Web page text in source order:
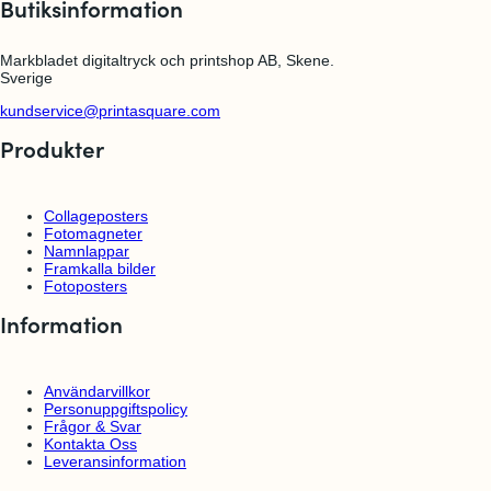
S
v
a
o
F
o
d
e
t
a
a
t
l
a
F
l
o
Butiksinformation
Markbladet digitaltryck och printshop AB, Skene.
Sverige
kundservice@printasquare.com
Produkter
Collageposters
Fotomagneter
Namnlappar
Framkalla bilder
Fotoposters
Information
Användarvillkor
Personuppgiftspolicy
Frågor & Svar
Kontakta Oss
Leveransinformation